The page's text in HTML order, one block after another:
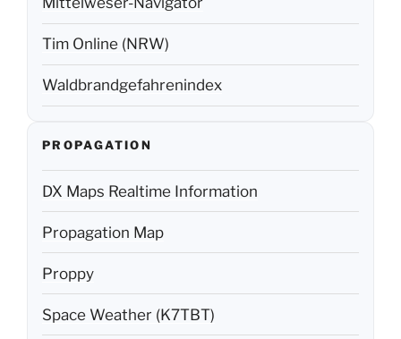
Tim Online (NRW)
Waldbrandgefahrenindex
PROPAGATION
DX Maps Realtime Information
Propagation Map
Proppy
Space Weather (K7TBT)